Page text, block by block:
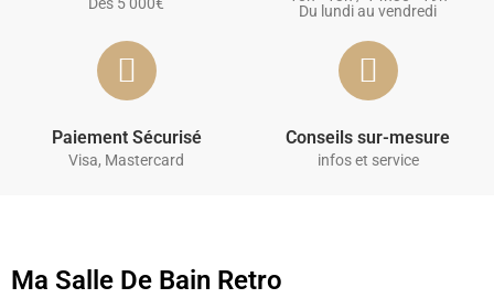
Dès 5 000€
Du lundi au vendredi
Paiement Sécurisé
Visa, Mastercard
Conseils sur-mesure
infos et service
Ma Salle De Bain Retro